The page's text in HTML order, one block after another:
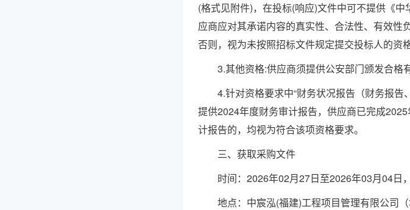
(格式见附件)，在投标(响应)文件中可不提供《
应商应对其承诺内容的真实性、合法性、有效性
否则，视为未按照招标文件规定提交投标人的资
3.其他资格:供应商须提供公安部门颁发合格
4.针对资格要求中“财务状况报告（财务报告
提供2024年度财务审计报告，供应商已完成2025
计报告的，均视为符合该项资格要求。
三、获取采购文件
时间： 2026年02月27日至2026年03月04日
地点： 中宸泓(福建)工程项目管理有限公司